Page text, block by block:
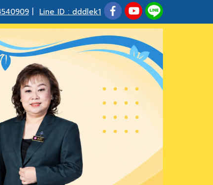
Line ID : dddlek1